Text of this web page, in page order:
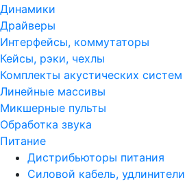
Динамики
Драйверы
Интерфейсы, коммутаторы
Кейсы, рэки, чехлы
Комплекты акустических систем
Линейные массивы
Микшерные пульты
Обработка звука
Питание
Дистрибьюторы питания
Силовой кабель, удлинители